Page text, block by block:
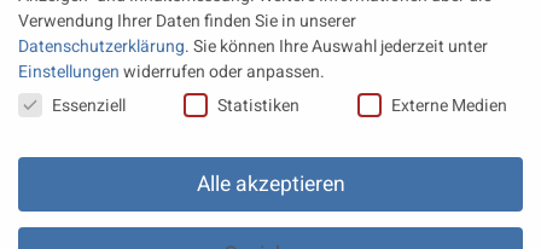
Impressum
Datenschutz
Datenschutz Einstellungen
Verwendung Ihrer Daten finden Sie in unserer
Datenschutzerklärung.Sie können Ihre Auswahl jederzeit unter
Einstellungenwiderrufen oder anpassen.
Datenschutzeinstellungen
Essenziell Statistiken Externe Medien
Alle akzeptieren